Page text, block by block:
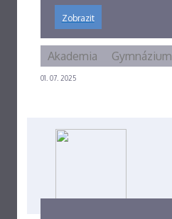
Zobrazit
01. 07. 2025
Akademia Gymnázium